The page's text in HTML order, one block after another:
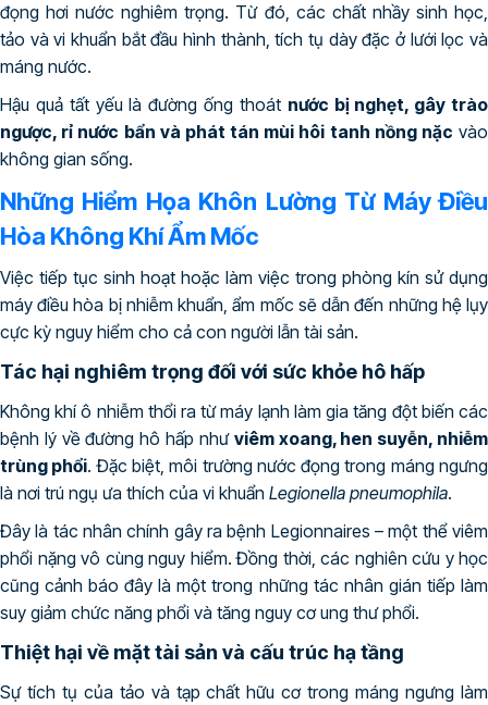
đọng hơi nước nghiêm trọng. Từ đó, các chất nhầy sinh học,
tảo và vi khuẩn bắt đầu hình thành, tích tụ dày đặc ở lưới lọc và
máng nước.
Hậu quả tất yếu là đường ống thoát nước bị nghẹt, gây trào
ngược, rỉ nước bẩn và phát tán mùi hôi tanh nồng nặc vào
không gian sống.
Những Hiểm Họa Khôn Lường Từ Máy Điều
Hòa Không Khí Ẩm Mốc
Việc tiếp tục sinh hoạt hoặc làm việc trong phòng kín sử dụng
máy điều hòa bị nhiễm khuẩn, ẩm mốc sẽ dẫn đến những hệ lụy
cực kỳ nguy hiểm cho cả con người lẫn tài sản.
Tác hại nghiêm trọng đối với sức khỏe hô hấp
Không khí ô nhiễm thổi ra từ máy lạnh làm gia tăng đột biến các
bệnh lý về đường hô hấp như viêm xoang, hen suyễn, nhiễm
trùng phổi. Đặc biệt, môi trường nước đọng trong máng ngưng
là nơi trú ngụ ưa thích của vi khuẩn Legionella pneumophila.
Đây là tác nhân chính gây ra bệnh Legionnaires – một thể viêm
phổi nặng vô cùng nguy hiểm. Đồng thời, các nghiên cứu y học
cũng cảnh báo đây là một trong những tác nhân gián tiếp làm
suy giảm chức năng phổi và tăng nguy cơ ung thư phổi.
Thiệt hại về mặt tài sản và cấu trúc hạ tầng
Sự tích tụ của tảo và tạp chất hữu cơ trong máng ngưng làm